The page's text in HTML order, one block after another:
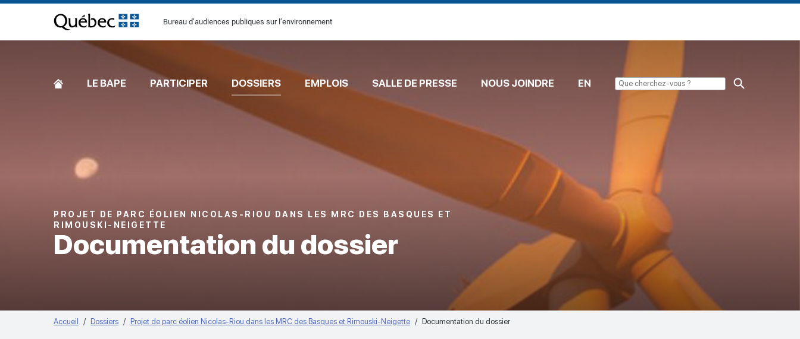
[Common.SkipToContent]
Bureau d’audiences publiques sur l’environnement
ACCUEILLE BAPE PARTICIPER DOSSIERS EMPLOIS SALLE DE PRESSE NOUS JOINDRE EN
PROJET DE PARC ÉOLIEN NICOLAS-RIOU DANS LES MRC DES BASQUES ET
RIMOUSKI-NEIGETTE
Documentation du dossier
Accueil Dossiers Projet de parc éolien Nicolas-Riou dans les MRC des Basques et Rimouski-Neigette Documentation du dossier